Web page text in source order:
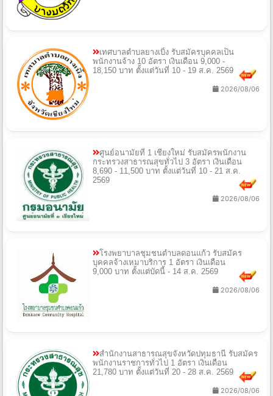
เทศบาลตำบลยางเบิ้ง รับสมัครบุคคลเป็น
พนักงานจ้าง 10 อัตรา เงินเดือน 9,000 -
18,150 บาท ตั้งแต่วันที่ 10 - 19 ส.ค. 2569
2026/08/06
ศูนย์อนามัยที่ 1 เชียงใหม่ รับสมัครพนักงาน
กระทรวงสาธารณสุขทั่วไป 3 อัตรา เงินเดือน
8,690 - 11,500 บาท ตั้งแต่วันที่ 10 - 21 ส.ค.
2569
2026/08/06
โรงพยาบาลชุมชนตำบลดอนแก้ว รับสมัคร
บุคคลจ้างเหมาบริการ 1 อัตรา เงินเดือน
9,000 บาท ตั้งแต่บัดนี้ - 14 ส.ค. 2569
2026/08/06
สํานักงานสาธารณสุขจังหวัดปทุมธานี รับสมัคร
พนักงานราชการทั่วไป 1 อัตรา เงินเดือน
21,780 บาท ตั้งแต่วันที่ 20 - 28 ส.ค. 2569
2026/08/06